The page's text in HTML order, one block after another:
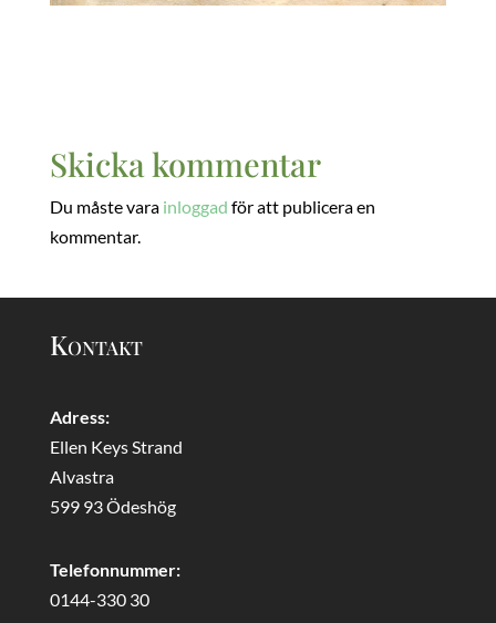
Skicka kommentar
Du måste vara inloggad för att publicera en
kommentar.
Kontakt
Adress:
Ellen Keys Strand
Alvastra
599 93 Ödeshög
Telefonnummer:
0144-330 30